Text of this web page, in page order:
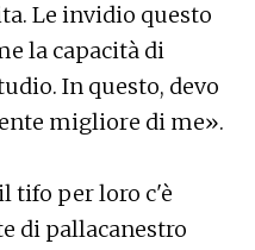
Le invidio questo
la capacità di
In questo, devo
migliore di me».
tifo per loro c'è
di pallacanestro